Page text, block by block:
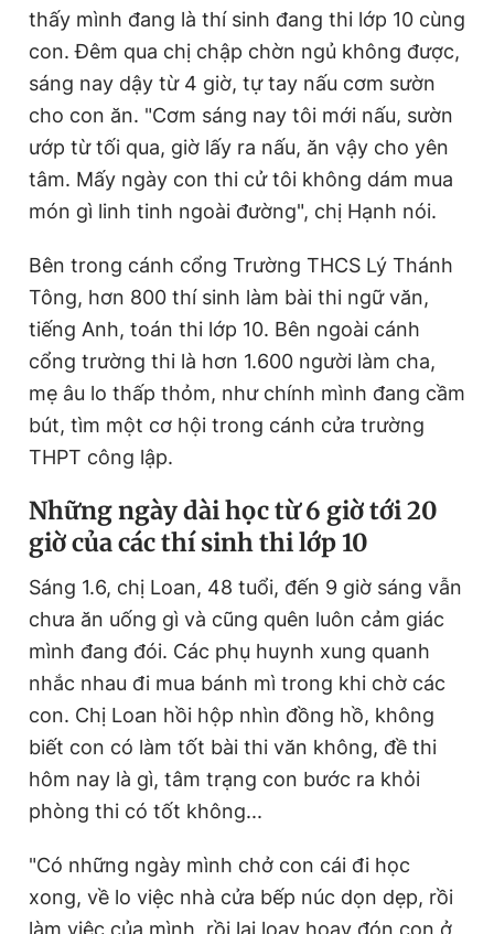
thấy mình đang là thí sinh đang thi lớp 10 cùng
con. Đêm qua chị chập chờn ngủ không được,
sáng nay dậy từ 4 giờ, tự tay nấu cơm sườn
cho con ăn. "Cơm sáng nay tôi mới nấu, sườn
ướp từ tối qua, giờ lấy ra nấu, ăn vậy cho yên
tâm. Mấy ngày con thi cử tôi không dám mua
món gì linh tinh ngoài đường", chị Hạnh nói.
Bên trong cánh cổng Trường THCS Lý Thánh
Tông, hơn 800 thí sinh làm bài thi ngữ văn,
tiếng Anh, toán thi lớp 10. Bên ngoài cánh
cổng trường thi là hơn 1.600 người làm cha,
mẹ âu lo thấp thỏm, như chính mình đang cầm
bút, tìm một cơ hội trong cánh cửa trường
THPT công lập.
Những ngày dài học từ 6 giờ tới 20
giờ của các thí sinh thi lớp 10
Sáng 1.6, chị Loan, 48 tuổi, đến 9 giờ sáng vẫn
chưa ăn uống gì và cũng quên luôn cảm giác
mình đang đói. Các phụ huynh xung quanh
nhắc nhau đi mua bánh mì trong khi chờ các
con. Chị Loan hồi hộp nhìn đồng hồ, không
biết con có làm tốt bài thi văn không, đề thi
hôm nay là gì, tâm trạng con bước ra khỏi
phòng thi có tốt không...
"Có những ngày mình chở con cái đi học
xong, về lo việc nhà cửa bếp núc dọn dẹp, rồi
làm việc của mình, rồi lại loay hoay đón con ở